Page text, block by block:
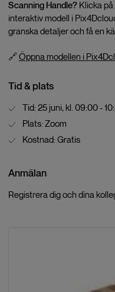
Scanning Handle?Klicka på
interaktiv modell i
granska detaljer och få en
🔗Öppna modellen i
Tid & plats
Tid: 25 juni, kl. 09:00 -
Plats: Zoom
Kostnad: Gratis
Anmälan
Registrera dig och dina